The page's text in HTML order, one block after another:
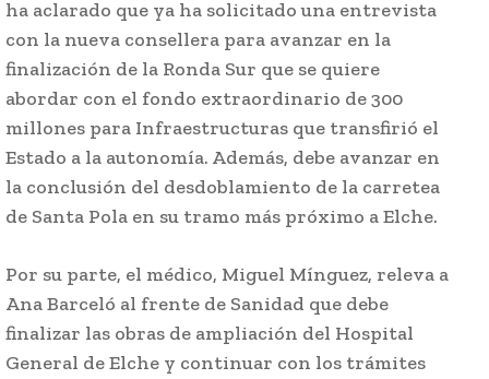
ha aclarado que ya ha solicitado una entrevista
con la nueva consellera para avanzar en la
finalización de la Ronda Sur que se quiere
abordar con el fondo extraordinario de 300
millones para Infraestructuras que transfirió el
Estado a la autonomía. Además, debe avanzar en
la conclusión del desdoblamiento de la carretea
de Santa Pola en su tramo más próximo a Elche.
Por su parte, el médico, Miguel Mínguez, releva a
Ana Barceló al frente de Sanidad que debe
finalizar las obras de ampliación del Hospital
General de Elche y continuar con los trámites